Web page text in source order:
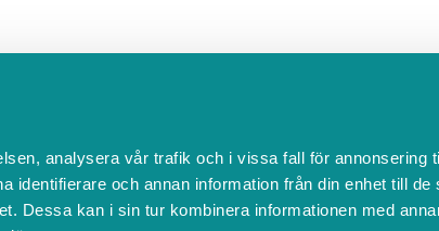
analysera vår trafik och i vissa fall för annonsering
identifierare och annan information från din enhet till de
Dessa kan i sin tur kombinera informationen med
BOKA